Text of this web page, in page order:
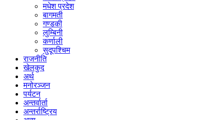
मधेश प्रदेश
बागमती
गण्डकी
लुम्बिनी
कर्णाली
सुदूपश्‍चिम
राजनीति
खेलकुद
अर्थ
मनोरञ्‍जन
पर्यटन
अन्तर्वार्ता
अन्तर्राष्‍ट्रिय